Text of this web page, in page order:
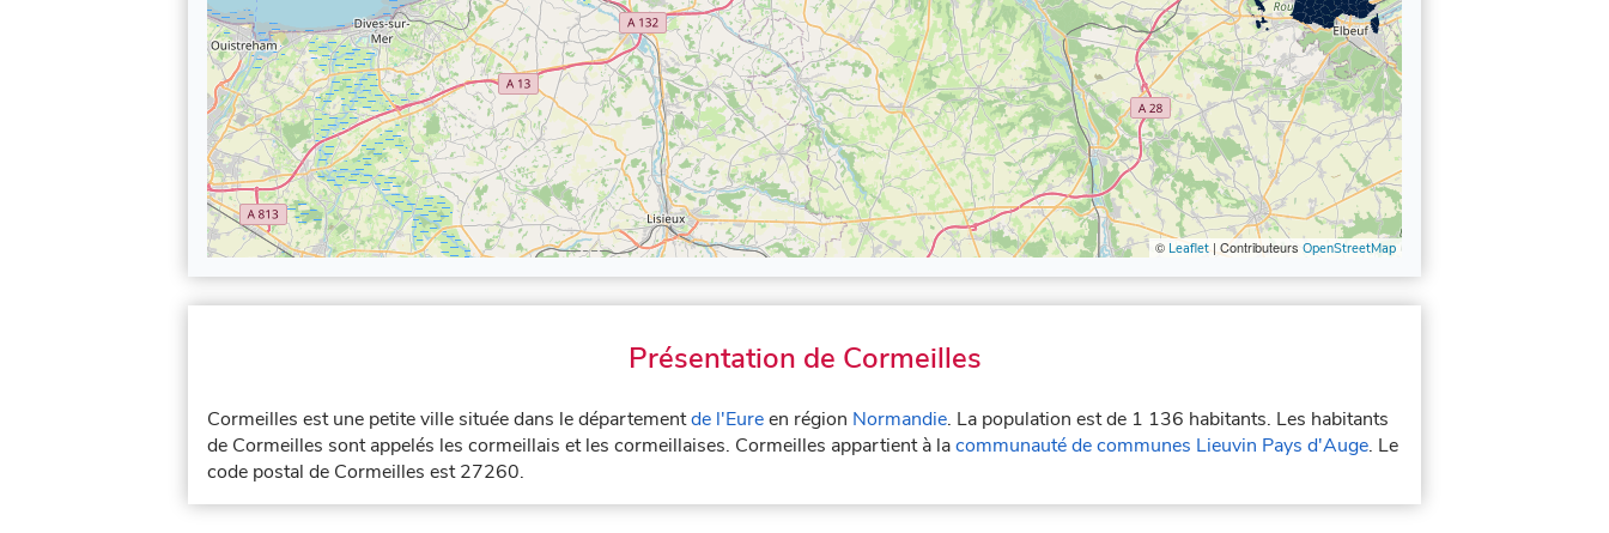
© Leaflet | Contributeurs OpenStreetMap
Présentation de Cormeilles
Cormeilles est une petite ville située dans le départementde l'Eureen région Normandie. La population est de 1 136 habitants. Les habitants
de Cormeilles sont appelés les cormeillais et les cormeillaises. Cormeilles appartient à lacommunauté de communes Lieuvin Pays d'Auge. Le
code postal de Cormeilles est 27260.